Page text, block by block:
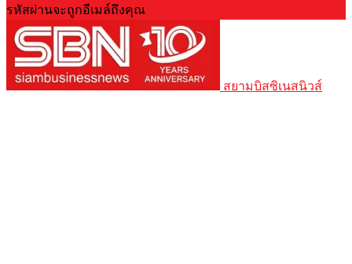
รหัสผ่านจะถูกอีเมล์ถึงคุณ
สยามบิสซิเนสนิวส์